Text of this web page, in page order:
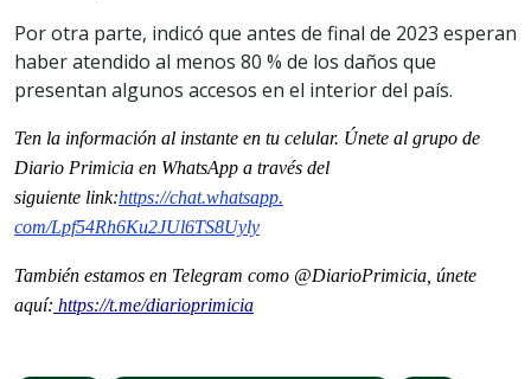
Por otra parte, indicó que antes de final de 2023 esperan
haber atendido al menos 80 % de los daños que
presentan algunos accesos en el interior del país.
Ten la información al instante en tu celular. Únete al grupo de
Diario Primicia en WhatsApp a través del
siguiente link:https://chat.whatsapp.
com/Lpf54Rh6Ku2JUl6TS8Uyly
También estamos en Telegram como @DiarioPrimicia, únete
aquí: https://t.me/diarioprimicia